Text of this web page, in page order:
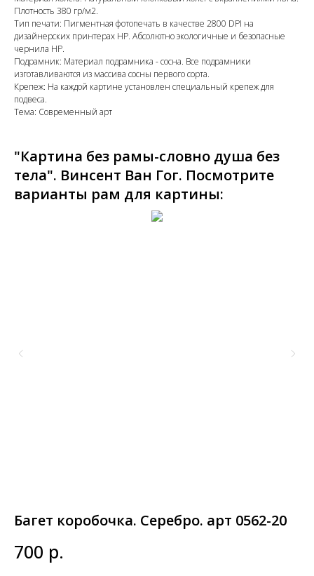
Плотность 380 гр/м2.
Тип печати: Пигментная фотопечать в качестве 2800 DPI на
дизайнерских принтерах HP. Абсолютно экологичные и безопасные
чернила HP.
Подрамник: Материал подрамника - сосна. Все подрамники
изготавливаются из массива сосны первого сорта.
Крепеж: На каждой картине установлен специальный крепеж для
подвеса.
Тема: Современный арт
"Картина без рамы-словно душа без
тела". Винсент Ван Гог. Посмотрите
варианты рам для картины:
Багет коробочка. Серебро. арт 0562-20
700 р.